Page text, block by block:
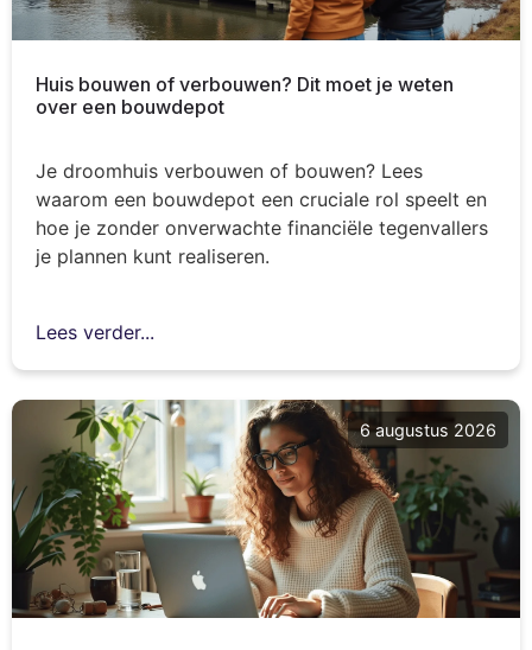
Huis bouwen of verbouwen? Dit moet je weten
over een bouwdepot
Je droomhuis verbouwen of bouwen? Lees
waarom een bouwdepot een cruciale rol speelt en
hoe je zonder onverwachte financiële tegenvallers
je plannen kunt realiseren.
Lees verder...
6 augustus 2026